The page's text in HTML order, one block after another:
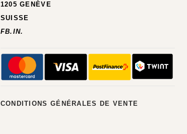
1205 GENÈVE
SUISSE
FB. IN.
CONDITIONS GÉNÉRALES DE VENTE